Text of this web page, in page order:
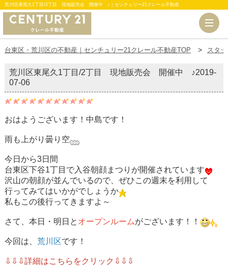
荒川区東尾久1丁目/2丁目 現地販売会 開催中 ♪｜センチュリー21クレール不動産
台東区・荒川区の不動産｜センチュリー21クレール不動産TOP スタ
荒川区東尾久1丁目/2丁目 現地販売会 開催中 ♪2019-
07-06
おはようございます！中島です！
雨も上がり曇り空
今日から3日間
台東区下谷1丁目で入谷朝顔まつりが開催されています
沢山の朝顔が並んでいるので、ぜひこの週末を利用して
行ってみてはいかがでしょうか
私もこの後行ってきますよ～
さて、本日・明日と オープンルームがございます！！
今回は、 荒川区です！
⇩⇩⇩詳細はこちらをクリック⇩⇩⇩